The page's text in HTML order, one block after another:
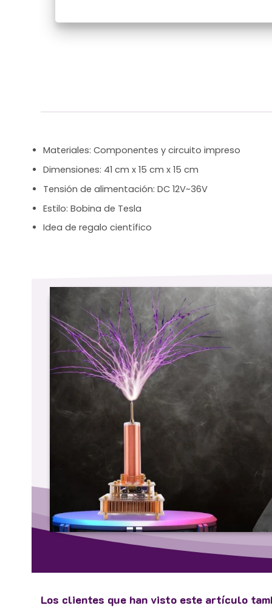
Materiales: Componentes y circuito impreso
Dimensiones: 41 cm x 15 cm x 15 cm
Tensión de alimentación:DC 12V~36V
Estilo: Bobina de Tesla
Idea de regalo científico
Los clientes que han visto este artículo